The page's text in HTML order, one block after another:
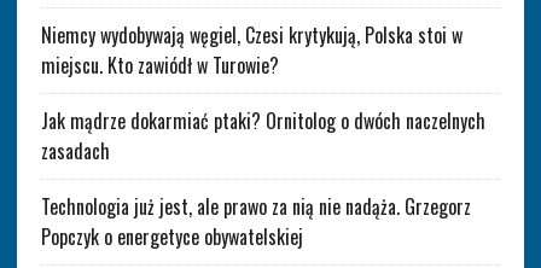
Niemcy wydobywają węgiel, Czesi krytykują, Polska stoi w
miejscu. Kto zawiódł w Turowie?
Jak mądrze dokarmiać ptaki? Ornitolog o dwóch naczelnych
zasadach
Technologia już jest, ale prawo za nią nie nadąża. Grzegorz
Popczyk o energetyce obywatelskiej